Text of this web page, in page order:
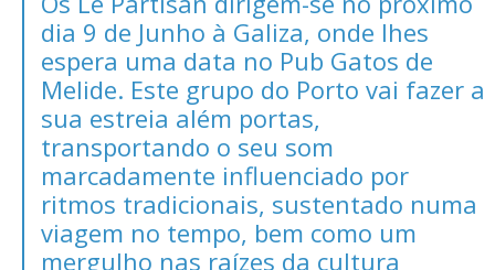
dia 9 de Junho à Galiza, onde lhes
espera uma data no Pub Gatos de
Melide. Este grupo do Porto vai fazer a
sua estreia além portas,
transportando o seu som
marcadamente influenciado por
ritmos tradicionais, sustentado numa
viagem no tempo, bem como um
mergulho nas raízes da cultura